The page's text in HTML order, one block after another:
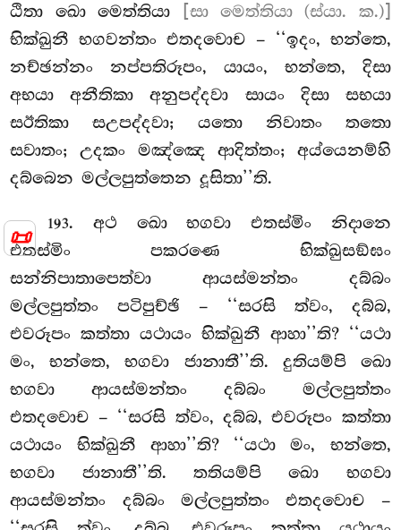
📜
ඨිතා ඛො මෙත්තියා
[සා මෙත්තියා (ස්යා. ක.)]
භික්ඛුනී භගවන්තං එතදවොච – ‘‘ඉදං, භන්තෙ,
නච්ඡන්නං නප්පතිරූපං, යායං, භන්තෙ, දිසා
අභයා අනීතිකා අනුපද්දවා සායං දිසා සභයා
සඊතිකා සඋපද්දවා; යතො නිවාතං තතො
සවාතං; උදකං මඤ්ඤෙ ආදිත්තං; අය්යෙනම්හි
දබ්බෙන මල්ලපුත්තෙන දූසිතා’’ති.
193. අථ ඛො භගවා එතස්මිං නිදානෙ
එතස්මිං පකරණෙ භික්ඛුසඞ්ඝං
සන්නිපාතාපෙත්වා ආයස්මන්තං දබ්බං
මල්ලපුත්තං පටිපුච්ඡි – ‘‘සරසි ත්වං, දබ්බ,
එවරූපං කත්තායථායං භික්ඛුනී ආහා’’ති? ‘‘යථා
මං, භන්තෙ, භගවා ජානාතී’’ති. දුතියම්පි ඛො
භගවා ආයස්මන්තං දබ්බං මල්ලපුත්තං
එතදවොච – ‘‘සරසි ත්වං, දබ්බ, එවරූපං කත්තා
යථායං භික්ඛුනී ආහා’’ති? ‘‘යථා මං, භන්තෙ,
භගවා ජානාතී’’ති. තතියම්පි ඛො භගවා
ආයස්මන්තං දබ්බං මල්ලපුත්තං එතදවොච –